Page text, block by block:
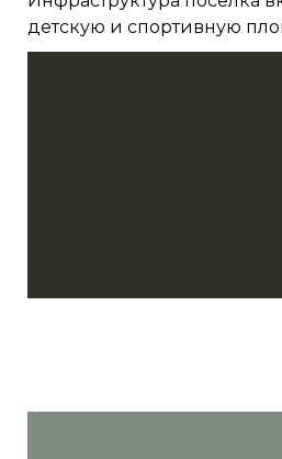
детскую и спортивную